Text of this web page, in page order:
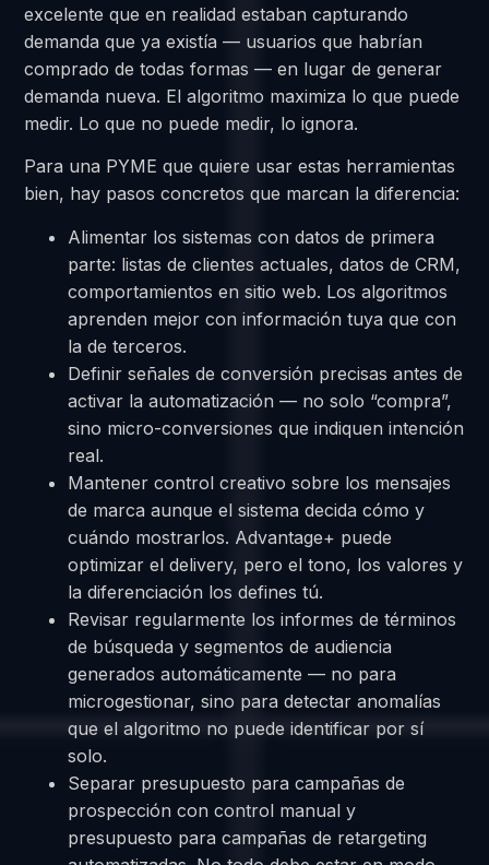
excelente que en realidad estaban capturando
demanda que ya existía — usuarios que habrían
comprado de todas formas — en lugar de generar
demanda nueva. El algoritmo maximiza lo que puede
medir. Lo que no puede medir, lo ignora.
Para una PYME que quiere usar estas herramientas
bien, hay pasos concretos que marcan la diferencia:
Alimentar los sistemas con datos de primera
parte: listas de clientes actuales, datos de CRM,
comportamientos en sitio web. Los algoritmos
aprenden mejor con información tuya que con
la de terceros.
Definir señales de conversión precisas antes de
activar la automatización — no solo “compra”,
sino micro-conversiones que indiquen intención
real.
Mantener control creativo sobre los mensajes
de marca aunque el sistema decida cómo y
cuándo mostrarlos. Advantage+ puede
optimizar el delivery, pero el tono, los valores y
la diferenciación los defines tú.
Revisar regularmente los informes de términos
de búsqueda y segmentos de audiencia
generados automáticamente — no para
microgestionar, sino para detectar anomalías
que el algoritmo no puede identificar por sí
solo.
Separar presupuesto para campañas de
prospección con control manual y
presupuesto para campañas de retargeting